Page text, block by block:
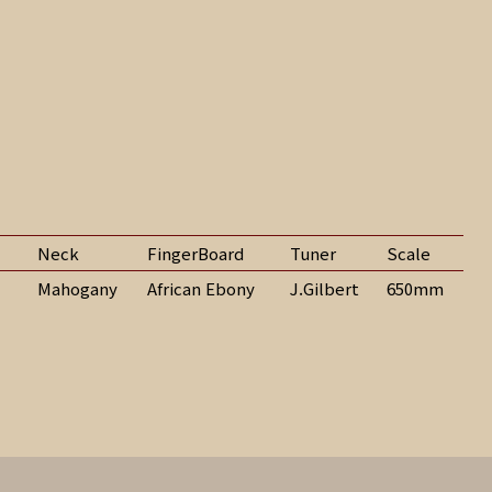
Neck FingerBoard Tuner
Scale
Mahogany
African Ebony J.Gilbert 650mm